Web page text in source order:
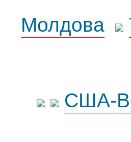
Молдова
США-